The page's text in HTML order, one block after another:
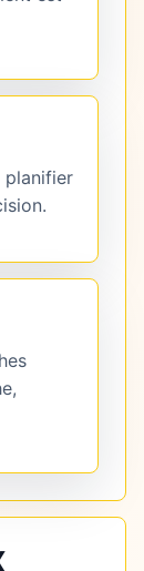
planifier